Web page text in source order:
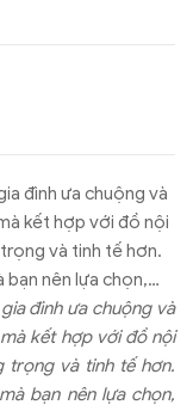
đình ưa chuộng và
kết hợp với đồ nội
và tinh tế hơn.
bạn nên lựa chọn,
nhé.đình ưa chuộng và
kết hợp với đồ nội
trọng và tinh tế hơn.
bạn nên lựa chọn,